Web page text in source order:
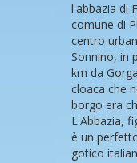
l'abbazia di
comune di
centro
Sonnino, in
km da
cloaca che
borgo era
L'Abbazia,
è un
gotico